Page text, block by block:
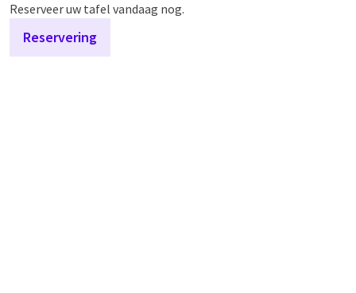
Reserveer uw tafel vandaag nog.
Reservering